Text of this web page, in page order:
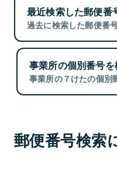
最近検索した郵便番
過去に検索した郵便番
事業所の個別番号を
事業所の７けたの個別
郵便番号検索